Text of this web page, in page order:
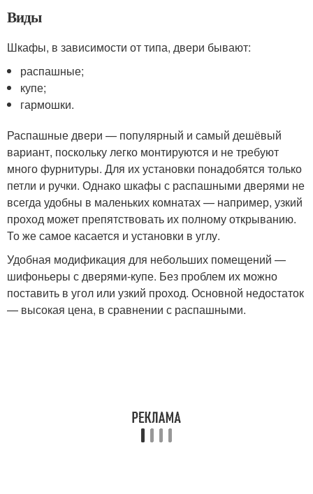
Виды
Шкафы, в зависимости от типа, двери бывают:
распашные;
купе;
гармошки.
Распашные двери — популярный и самый дешёвый
вариант, поскольку легко монтируются и не требуют
много фурнитуры. Для их установки понадобятся только
петли и ручки. Однако шкафы с распашными дверями не
всегда удобны в маленьких комнатах — например, узкий
проход может препятствовать их полному открыванию.
То же самое касается и установки в углу.
Удобная модификация для небольших помещений —
шифоньеры с дверями-купе. Без проблем их можно
поставить в угол или узкий проход. Основной недостаток
— высокая цена, в сравнении с распашными.